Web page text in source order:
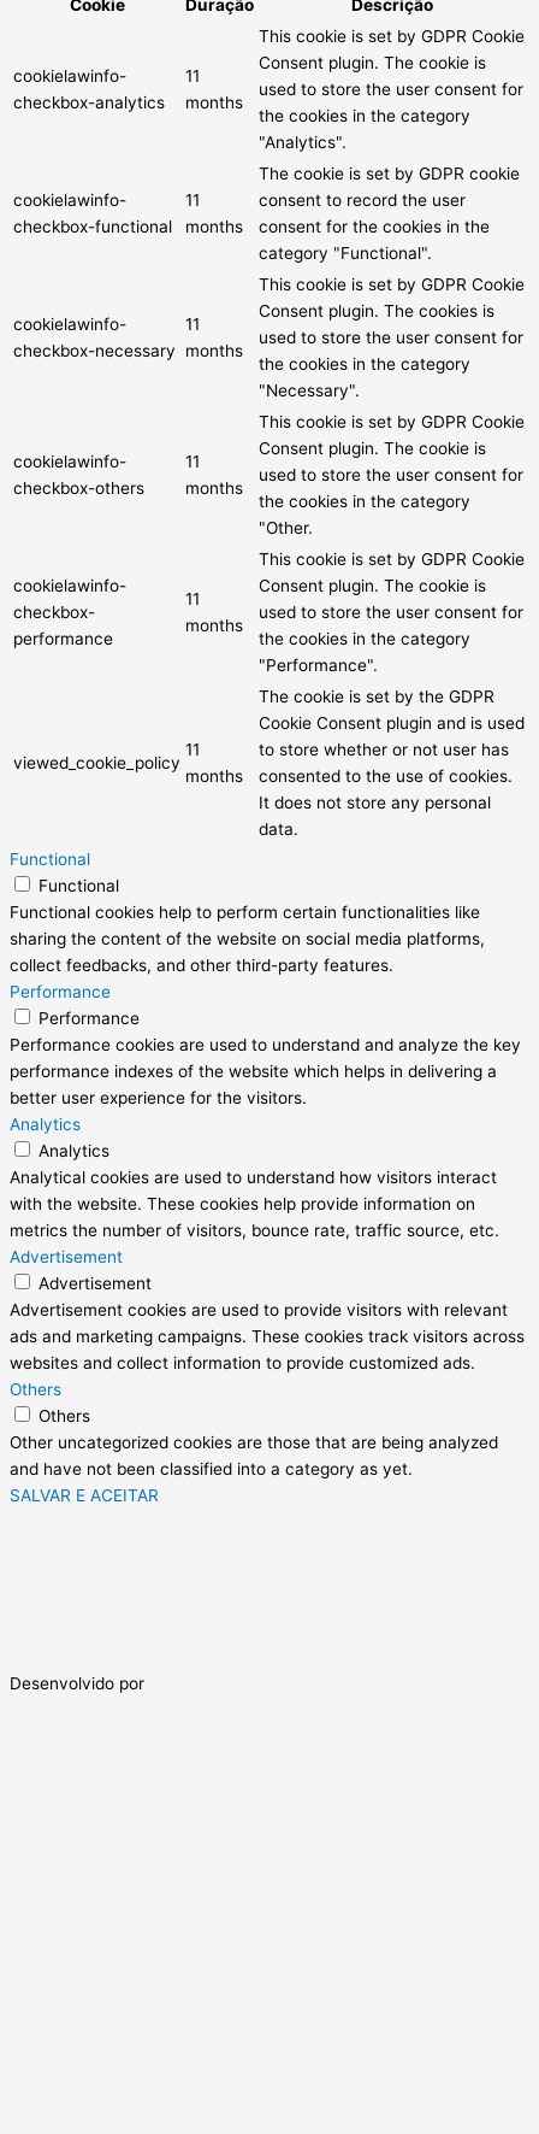
Cookie Duração Descrição
cookielawinfo-
checkbox-analytics
11
months
This cookie is set by GDPR Cookie
Consent plugin. The cookie is
used to store the user consent for
the cookies in the category
"Analytics".
cookielawinfo-
checkbox-functional
11
months
The cookie is set by GDPR cookie
consent to record the user
consent for the cookies in the
category "Functional".
cookielawinfo-
checkbox-necessary
11
months
This cookie is set by GDPR Cookie
Consent plugin. The cookies is
used to store the user consent for
the cookies in the category
"Necessary".
cookielawinfo-
checkbox-others
11
months
This cookie is set by GDPR Cookie
Consent plugin. The cookie is
used to store the user consent for
the cookies in the category
"Other.
cookielawinfo-
checkbox-
performance
11
months
This cookie is set by GDPR Cookie
Consent plugin. The cookie is
used to store the user consent for
the cookies in the category
"Performance".
viewed_cookie_policy
11
months
The cookie is set by the GDPR
Cookie Consent plugin and is used
to store whether or not user has
consented to the use of cookies.
It does not store any personal
data.
Functional
Functional
Functional cookies help to perform certain functionalities like
sharing the content of the website on social media platforms,
collect feedbacks, and other third-party features.
Performance
Performance
Performance cookies are used to understand and analyze the key
performance indexes of the website which helps in delivering a
better user experience for the visitors.
Analytics
Analytics
Analytical cookies are used to understand how visitors interact
with the website. These cookies help provide information on
metrics the number of visitors, bounce rate, traffic source, etc.
Advertisement
Advertisement
Advertisement cookies are used to provide visitors with relevant
ads and marketing campaigns. These cookies track visitors across
websites and collect information to provide customized ads.
Others
Others
Other uncategorized cookies are those that are being analyzed
and have not been classified into a category as yet.
SALVAR E ACEITAR
Desenvolvido por